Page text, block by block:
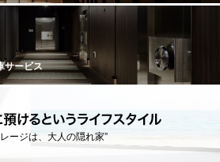
プラリネ、火打ち石、アカシアのハチミツのア
の後、オレンジの花、レモン、ピスタチオの繊
トが続く。繊細なアロマと濃厚で凝縮した緊張
味わい。力強さ、複雑さ、ハーモニーの見事な
は、ミネラルとピリッとしたフレッシュさで締
ィンテージ情報■ 2013年は天
熟した。収穫は9月24日に太陽の下で行われ、
間で最も遅い収穫となった。収穫されたブドウ
の深いエレガントなワインを生み出し、際立っ
サービス
ージは、大人の隠れ家”